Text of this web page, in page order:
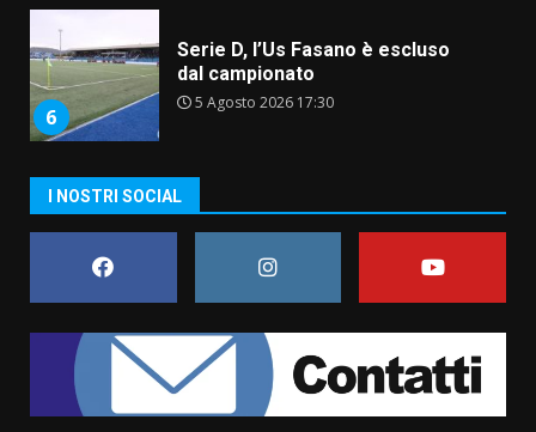
7
Truffatori in azione nelle
frazioni fasanesi
Fasanese ferito a colpi di arma
da fuoco
6 Agosto 2026 18:13
Carta d’identità: continua il piano
di aperture straordinarie del
Comune di Fasano
I NOSTRI SOCIAL